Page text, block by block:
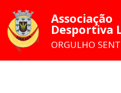
Associação
Desportiva
ORGULHO